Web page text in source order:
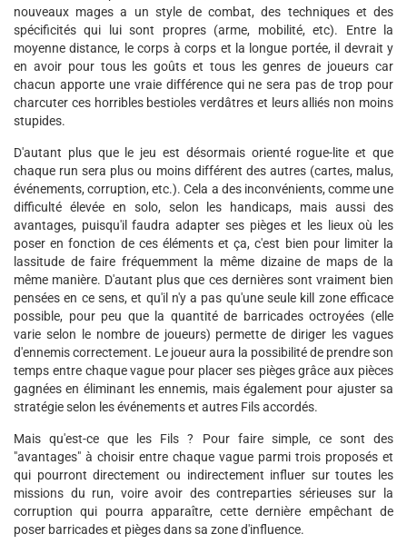
nouveaux mages a un style de combat, des techniques et des
spécificités qui lui sont propres (arme, mobilité, etc). Entre la
moyenne distance, le corps à corps et la longue portée, il devrait y
en avoir pour tous les goûts et tous les genres de joueurs car
chacun apporte une vraie différence qui ne sera pas de trop pour
charcuter ces horribles bestioles verdâtres et leurs alliés non moins
stupides.
D'autant plus que le jeu est désormais orienté rogue-lite et que
chaque run sera plus ou moins différent des autres (cartes, malus,
événements, corruption, etc.). Cela a des inconvénients, comme une
difficulté élevée en solo, selon les handicaps, mais aussi des
avantages, puisqu'il faudra adapter ses pièges et les lieux où les
poser en fonction de ces éléments et ça, c'est bien pour limiter la
lassitude de faire fréquemment la même dizaine de maps de la
même manière. D'autant plus que ces dernières sont vraiment bien
pensées en ce sens, et qu'il n'y a pas qu'une seule kill zone efficace
possible, pour peu que la quantité de barricades octroyées (elle
varie selon le nombre de joueurs) permette de diriger les vagues
d'ennemis correctement. Le joueur aura la possibilité de prendre son
temps entre chaque vague pour placer ses pièges grâce aux pièces
gagnées en éliminant les ennemis, mais également pour ajuster sa
stratégie selon les événements et autres Fils accordés.
Mais qu'est-ce que les Fils ? Pour faire simple, ce sont des
"avantages" à choisir entre chaque vague parmi trois proposés et
qui pourront directement ou indirectement influer sur toutes les
missions du run, voire avoir des contreparties sérieuses sur la
corruption qui pourra apparaître, cette dernière empêchant de
poser barricades et pièges dans sa zone d'influence.